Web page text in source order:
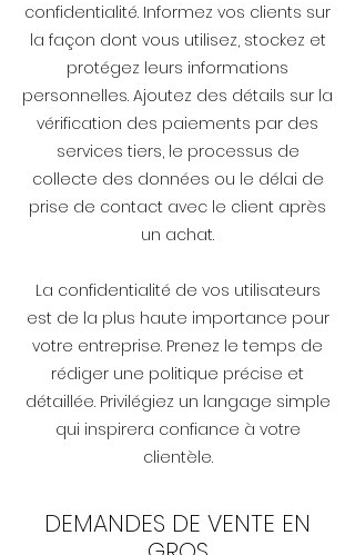
confidentialité. Informez vos clients sur
la façon dont vous utilisez, stockez et
protégez leurs informations
personnelles. Ajoutez des détails sur la
vérification des paiements par des
services tiers, le processus de
collecte des données ou le délai de
prise de contact avec le client après
un achat.
La confidentialité de vos utilisateurs
est de la plus haute importance pour
votre entreprise. Prenez le temps de
rédiger une politique précise et
détaillée. Privilégiez un langage simple
qui inspirera confiance à votre
clientèle.​
DEMANDES DE VENTE EN